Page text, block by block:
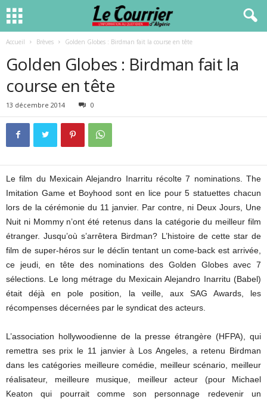
Accueil Brèves Golden Globes : Birdman fait la course en tête
Golden Globes : Birdman fait la
course en tête
13 décembre 2014 0
Le film du Mexicain Alejandro Inarritu récolte 7 nominations. The
Imitation Game et Boyhood sont en lice pour 5 statuettes chacun
lors de la cérémonie du 11 janvier. Par contre, ni Deux Jours, Une
Nuit ni Mommy n’ont été retenus dans la catégorie du meilleur film
étranger. Jusqu’où s’arrêtera Birdman? L’histoire de cette star de
film de super-héros sur le déclin tentant un come-back est arrivée,
ce jeudi, en tête des nominations des Golden Globes avec 7
sélections. Le long métrage du Mexicain Alejandro Inarritu (Babel)
était déjà en pole position, la veille, aux SAG Awards, les
récompenses décernées par le syndicat des acteurs.
L’association hollywoodienne de la presse étrangère (HFPA), qui
remettra ses prix le 11 janvier à Los Angeles, a retenu Birdman
dans les catégories meilleure comédie, meilleur scénario, meilleur
réalisateur, meilleure musique, meilleur acteur (pour Michael
Keaton qui pourrait comme son personnage redevenir un